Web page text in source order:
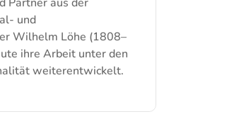
und
Wilhelm Löhe (1808–
ihre Arbeit unter den
weiterentwickelt.